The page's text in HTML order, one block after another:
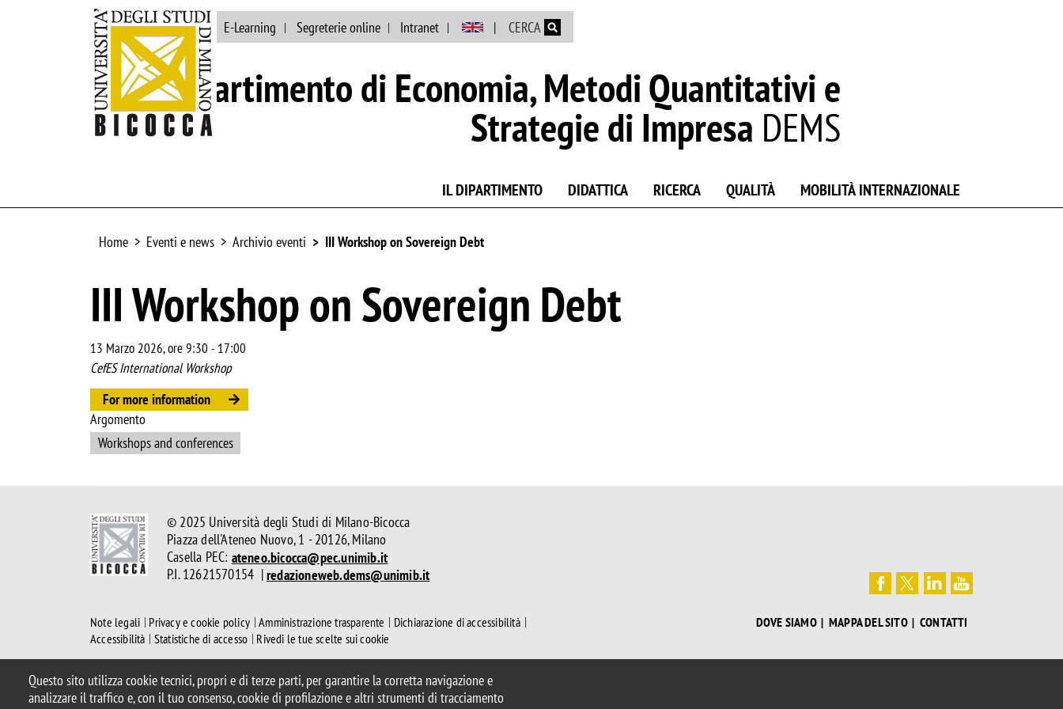
Salta al contenuto principale
Questo sito utilizza cookie tecnici, propri e di terze parti, per garantire la corretta navigazione e
analizzare il traffico e, con il tuo consenso, cookie di profilazione e altri strumenti di tracciamento
Ateneo Biblioteca E-Learning Segreterie online Intranet CERCA
Dipartimento di Economia, Metodi Quantitativi e
Strategie di Impresa DEMS
IL DIPARTIMENTO DIDATTICA RICERCA QUALITÀ MOBILITÀ INTERNAZIONALE
Home Eventi e news Archivio eventi III Workshop on Sovereign Debt
III Workshop on Sovereign Debt
13 Marzo 2026, ore 9:30 -17:00
CefES International Workshop
For more information
Argomento
Workshops and conferences
© 2025 Università degli Studi di Milano-Bicocca
Piazza dell'Ateneo Nuovo, 1 - 20126, Milano
Casella PEC: ateneo.bicocca@pec.unimib.it
P.I. 12621570154 |redazioneweb.dems@unimib.it
Note legali Privacy e cookie policy Amministrazione trasparente
Dichiarazione di accessibilità
Accessibilità Statistiche di accesso Rivedi le tue scelte sui cookie
DOVE SIAMO MAPPA DEL SITO CONTATTI